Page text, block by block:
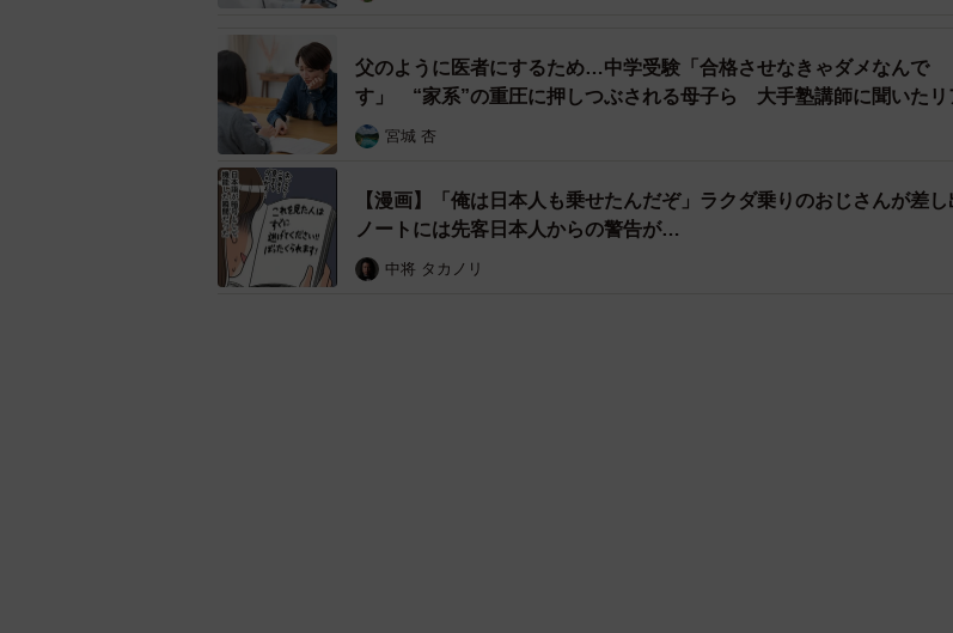
大変だったのは夫が帰国してからです。Y子さんたちは自己都合で中国に残るので家賃
はゼロ。高級マンションなので賃貸料は高額ですし、2重生活は光熱費なども倍増しま
また、中国生活で困ったことが起きても、もう夫の会社に頼れません。
父のように医者にするため…中学受験「合格させなきゃダメなんで
す」 “家系”の重圧に押しつぶされる母子ら 大手塾講師に聞いたリ
宮城 杏
【漫画】「俺は日本人も乗せたんだぞ」ラクダ乗りのおじさんが差し
ノートには先客日本人からの警告が…
中将 タカノリ